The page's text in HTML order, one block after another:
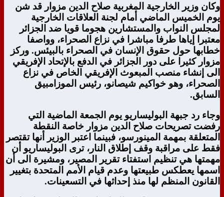
وكان وزير الخارجية المغربية صلاح الدين مزوار قد شن
يوم الخميس الماضي أمام لجنة العلاقات الخارجية
لمجلس النواب والمستشارين هجوما قويا ضد الجزائر
معتبرا إياها طرفا مباشرا في نزاع الصحراء، وواصفا
خطابها حول حقوق الإنسان في الصحراء بالبيئس. وركز
مزوار كثيرا على دور الجزائر في الدفع بالإتحاد الإفريقي
الى إنشاء منصب المبعوث الإفريقي الخاص في نزاع
الصحراء، وهو خواكيم شيصانو، رئيس الموزامبيق
السابق.
وجاء رد جبهة البوليساريو يوم الجمعة الماضية التي
رفضت تصريحات صلاح الدين مزوار خاصة النقطة
المتعلقة بمهمة المينورسو، فبينما اعتبر الوزير أنها تقتصر
فقط على مراقبة وقف إطلاق النار، ترى البوليساريو أن
مهمتها هي تنظيم استفتاء تقرير المصير، ومشيرة الى أن
اسمها يعطكس طبيعتها وعدم قيام الأمم المتحدة بتغيير
القانون المنظم لها منذ إحداثها في التسعينات.